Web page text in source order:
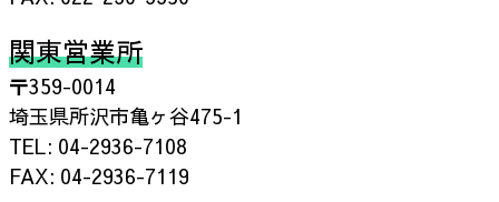
関東営業所
〒359-0014
埼玉県所沢市亀ヶ谷475-1
TEL: 04-2936-7108
FAX: 04-2936-7119